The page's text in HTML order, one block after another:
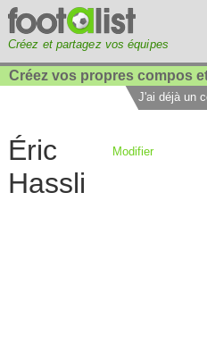
Créez et partagez vos équipes
Créez vos propres compos
J'ai déjà un
Éric
Hassli
Modifier